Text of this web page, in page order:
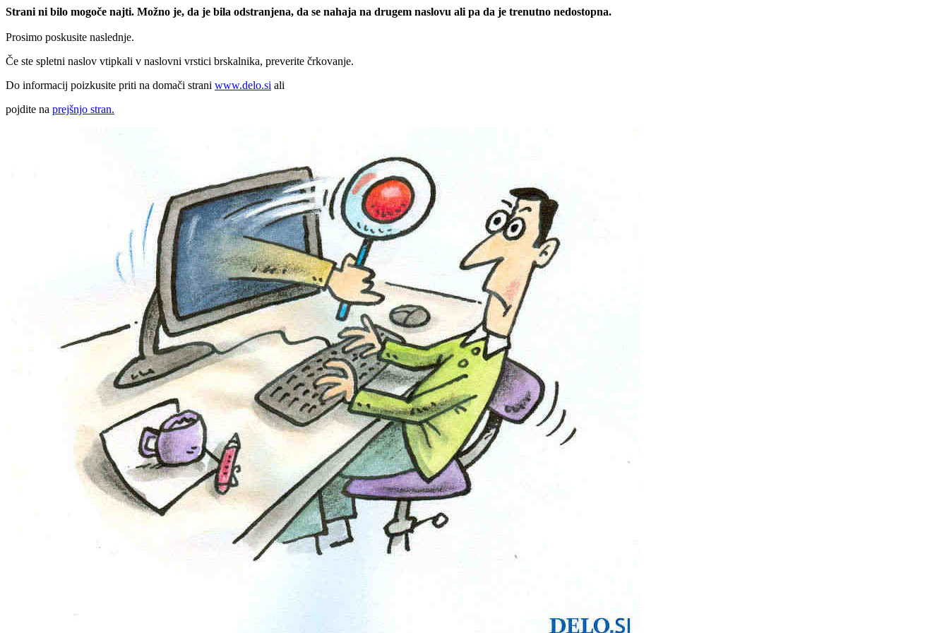
Strani ni bilo mogoče najti. Možno je, da je bila odstranjena, da se nahaja na drugem naslovu ali pa da je trenutno nedostopna.
Prosimo poskusite naslednje.
Če ste spletni naslov vtipkali v naslovni vrstici brskalnika, preverite črkovanje.
Do informacij poizkusite priti na domači strani www.delo.si ali
pojdite na prejšnjo stran.